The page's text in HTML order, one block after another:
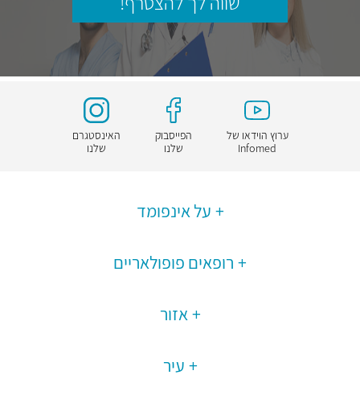
ערוץ הוידאו של
Infomed
הפייסבוק
שלנו
האינסטגרם
שלנו
על אינפומד
רופאים פופולאריים
אזור
עיר